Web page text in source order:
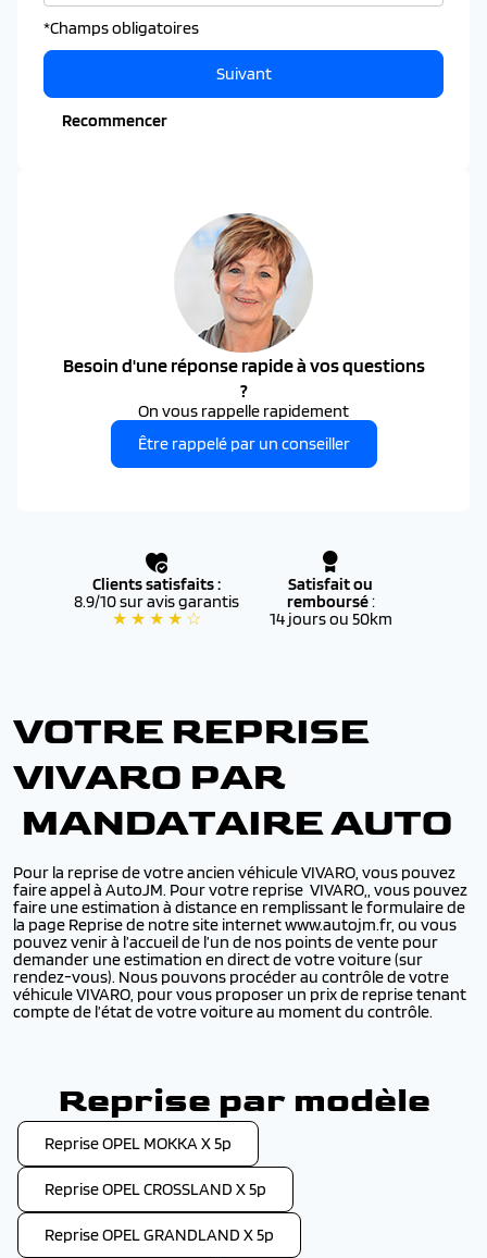
*Champs obligatoires
Recommencer
Suivant
Besoin d'une réponse rapide à vos questions
?
On vous rappelle rapidement
Être rappelé par un conseiller
Clients satisfaits :
8.9/10 sur avis garantis
★ ★ ★ ★ ☆
Satisfait ou
remboursé:
14 jours ou 50km
VOTRE REPRISE
VIVARO PAR
MANDATAIRE AUTO
Pour la reprise de votre ancien véhicule VIVARO, vous pouvez
faire appel à AutoJM. Pour votre reprise VIVARO,, vous pouvez
faire une estimation à distance en remplissant le formulaire de
la page Reprise de notre site internet www.autojm.fr, ou vous
pouvez venir à l’accueil de l’un de nos points de vente pour
demander une estimation en direct de votre voiture (sur
rendez-vous). Nous pouvons procéder au contrôle de votre
véhicule VIVARO, pour vous proposer un prix de reprise tenant
compte de l’état de votre voiture au moment du contrôle.
Reprise par modèle
Reprise OPEL MOKKA X 5p
Reprise OPEL CROSSLAND X 5p
Reprise OPEL GRANDLAND X 5p